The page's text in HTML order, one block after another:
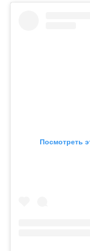
Посмотреть